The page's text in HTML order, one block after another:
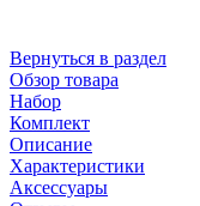
Вернуться в раздел
Обзор товара
Набор
Комплект
Описание
Характеристики
Аксессуары